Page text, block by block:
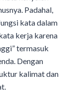
Padahal,
kata dalam
kerja karena
termasuk
Dengan
kalimat dan